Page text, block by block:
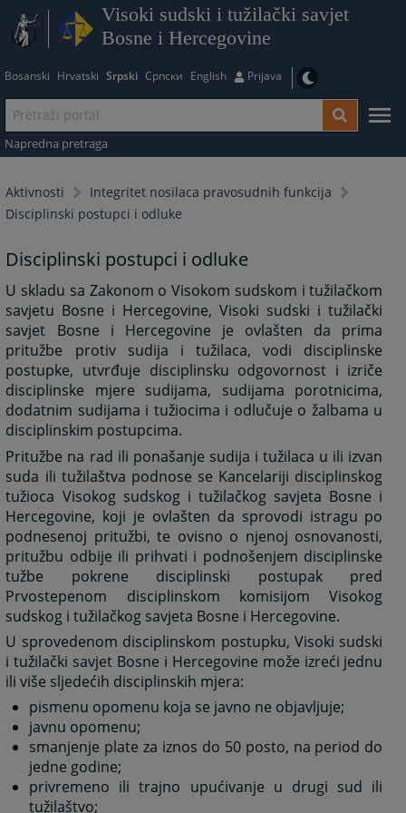
Visoki sudski i tužilački savjet
Bosne i Hercegovine
Bosanski Hrvatski Srpski Српски English Prijava
Napredna pretraga
Aktivnosti
Integritet nosilaca pravosudnih funkcija
Disciplinski postupci i odluke
Disciplinski postupci i odluke
U skladu sa Zakonom o Visokom sudskom i tužilačkom
savjetu Bosne i Hercegovine, Visoki sudski i tužilački
savjet Bosne i Hercegovine je ovlašten da prima
pritužbe protiv sudija i tužilaca, vodi disciplinske
postupke, utvrđuje disciplinsku odgovornost i izriče
disciplinske mjere sudijama, sudijama porotnicima,
dodatnim sudijama i tužiocima i odlučuje o žalbama u
disciplinskim postupcima.
Pritužbe na rad ili ponašanje sudija i tužilaca u ili izvan
suda ili tužilaštva podnose se Kancelariji disciplinskog
tužioca Visokog sudskog i tužilačkog savjeta Bosne i
Hercegovine, koji je ovlašten da sprovodi istragu po
podnesenoj pritužbi, te ovisno o njenoj osnovanosti,
pritužbu odbije ili prihvati i podnošenjem disciplinske
tužbe pokrene disciplinski postupak pred
Prvostepenom disciplinskom komisijom Visokog
sudskog i tužilačkog savjeta Bosne i Hercegovine.
U sprovedenom disciplinskom postupku, Visoki sudski
i tužilački savjet Bosne i Hercegovine može izreći jednu
ili više sljedećih disciplinskih mjera:
pismenu opomenu koja se javno ne objavljuje;
javnu opomenu;
smanjenje plate za iznos do 50 posto, na period do
jedne godine;
privremeno ili trajno upućivanje u drugi sud ili
tužilaštvo;